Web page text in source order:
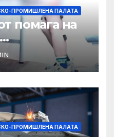
ПРОМИШЛЕНА ПАЛАТА
помага на
се
път
ПРОМИШЛЕНА ПАЛАТА